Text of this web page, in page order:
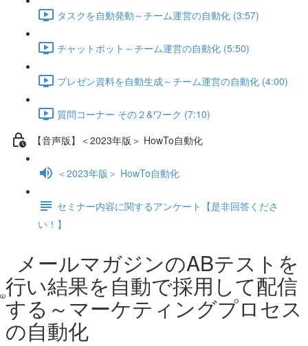
タスクを自動発動～チーム運営の自動化 (3:57)
チャットボット～チーム運営の自動化 (5:50)
プレゼン資料を自動生成～チーム運営の自動化 (4:00)
質問コーナー その２&ワーク (7:10)
【音声版】＜2023年版＞ HowTo自動化
＜2023年版＞ HowTo自動化
セミナー内容に関するアンケート【是非回答くださ
い！】
メールマガジンのABテストを
行い結果を自動で採用して配信
する～マーケティングプロセス
の自動化